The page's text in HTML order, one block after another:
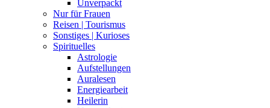
Unverpackt
Nur für Frauen
Reisen | Tourismus
Sonstiges | Kurioses
Spirituelles
Astrologie
Aufstellungen
Auralesen
Energiearbeit
Heilerin